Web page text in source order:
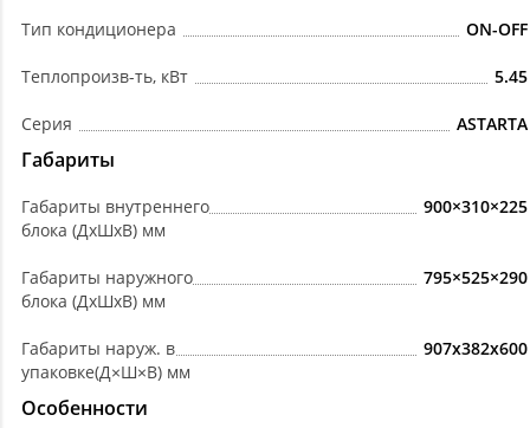
Тип кондиционера ON-OFF
Теплопроизв-ть, кВт 5.45
Серия ASTARTA
Габариты
Габариты внутреннего
блока (ДхШхВ) мм
900×310×225
Габариты наружного
блока (ДхШхВ) мм
795×525×290
Габариты наруж. в
упаковке(Д×Ш×В) мм
907x382x600
Особенности